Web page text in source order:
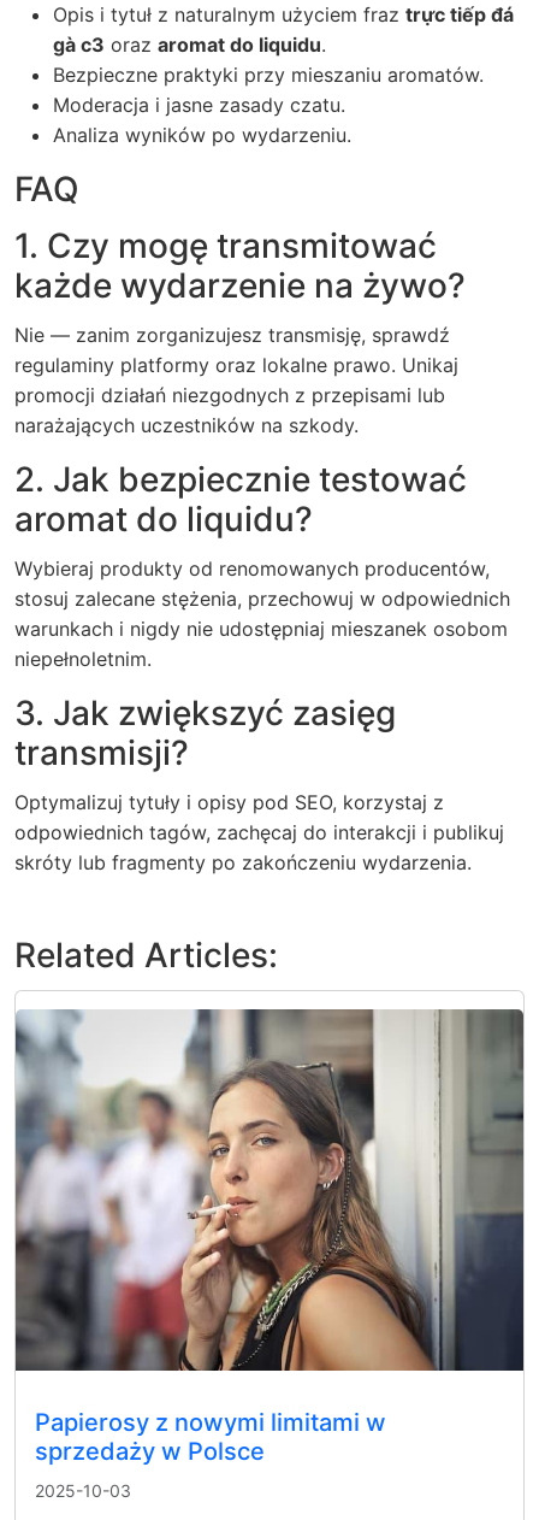
Opis i tytuł z naturalnym użyciem fraz trực tiếp đá
gà c3 oraz aromat do liquidu.
Bezpieczne praktyki przy mieszaniu aromatów.
Moderacja i jasne zasady czatu.
Analiza wyników po wydarzeniu.
FAQ
1. Czy mogę transmitować
każde wydarzenie na żywo?
Nie — zanim zorganizujesz transmisję, sprawdź
regulaminy platformy oraz lokalne prawo. Unikaj
promocji działań niezgodnych z przepisami lub
narażających uczestników na szkody.
2. Jak bezpiecznie testować
aromat do liquidu?
Wybieraj produkty od renomowanych producentów,
stosuj zalecane stężenia, przechowuj w odpowiednich
warunkach i nigdy nie udostępniaj mieszanek osobom
niepełnoletnim.
3. Jak zwiększyć zasięg
transmisji?
Optymalizuj tytuły i opisy pod SEO, korzystaj z
odpowiednich tagów, zachęcaj do interakcji i publikuj
skróty lub fragmenty po zakończeniu wydarzenia.
Related Articles:
Papierosy z nowymi limitami w
sprzedaży w Polsce
2025-10-03